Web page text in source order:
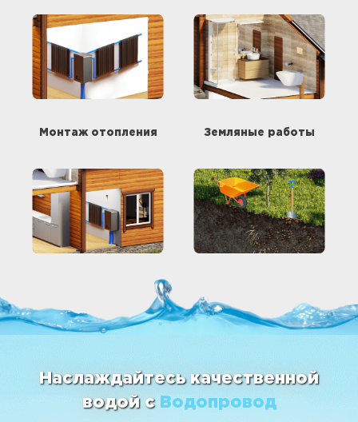
Монтаж отопления Земляные работы
Наслаждайтесь качественной
водой с
Водопровод